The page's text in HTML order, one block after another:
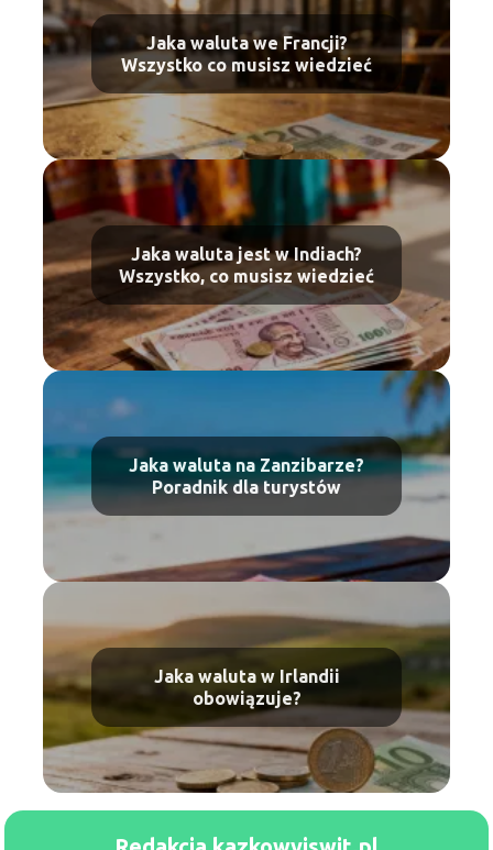
Jaka waluta we Francji?
Wszystko co musisz wiedzieć
Jaka waluta jest w Indiach?
Wszystko, co musisz wiedzieć
Jaka waluta na Zanzibarze?
Poradnik dla turystów
Jaka waluta w Irlandii
obowiązuje?